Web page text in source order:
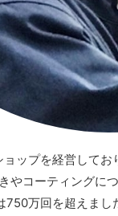
ップを経営してお
やコーティングに
万回を超えま